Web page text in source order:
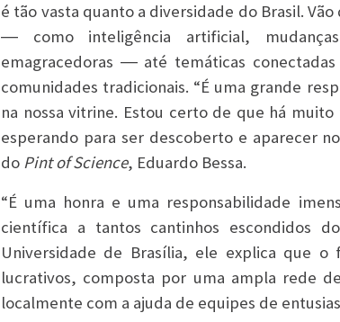
é tão vasta quanto a diversidade do Brasil.
― como inteligência artificial,
emagracedoras ― até temáticas
comunidades tradicionais. “É uma grande
na nossa vitrine. Estou certo de que há
esperando para ser descoberto e aparecer
do Pint of Science, Eduardo Bessa.
“É uma honra e uma responsabilidade
científica a tantos cantinhos escondidos
Universidade de Brasília, ele explica que
lucrativos, composta por uma ampla rede
localmente com a ajuda de equipes de